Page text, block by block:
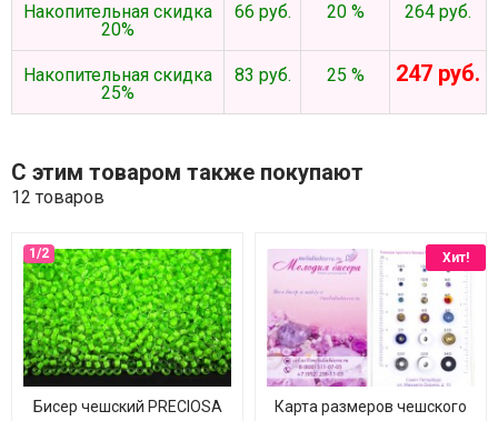
Накопительная скидка
20%
66 руб. 20 % 264 руб.
Накопительная скидка
25%
83 руб. 25 % 247 руб.
С этим товаром также покупают
12 товаров
Бисер чешский PRECIOSA
Хит!
Карта размеров чешского